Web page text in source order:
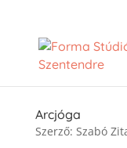
Arcjóga
Szerző: Szabó